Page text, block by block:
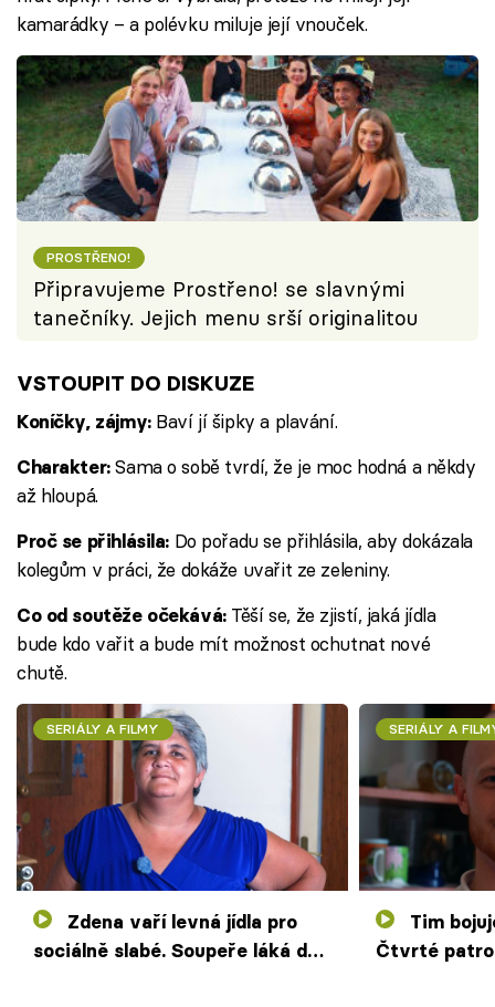
kamarádky – a polévku miluje její vnouček.
PROSTŘENO!
Připravujeme Prostřeno! se slavnými
tanečníky. Jejich menu srší originalitou
VSTOUPIT DO DISKUZE
Koníčky, zájmy:Baví jí šipky a plavání.
Charakter:Sama o sobě tvrdí, že je moc hodná a někdy
až hloupá.
Proč se přihlásila:Do pořadu se přihlásila, aby dokázala
kolegům v práci, že dokáže uvařit ze zeleniny.
Co od soutěže očekává:Těší se, že zjistí, jaká jídla
bude kdo vařit a bude mít možnost ochutnat nové
chutě.
SERIÁLY A FILMY
sociálně slabé. Soupeře láká do
SERIÁLY A
Čtvrté